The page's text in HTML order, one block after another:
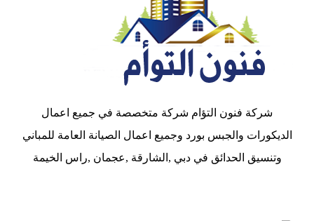
شركة فنون التؤام شركة متخصصة في جميع اعمال
الديكورات والجبس بورد وجميع اعمال الصيانة العامة للمباني
وتنسيق الحدائق في دبي ,الشارقة ,عجمان ,راس الخيمة